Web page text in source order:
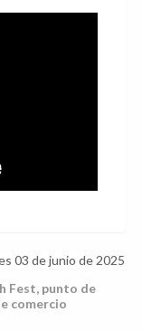
03 de junio de 2025
Fest, punto de
comercio